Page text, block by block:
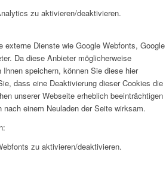
zu aktivieren/deaktivieren.
externe Dienste wie Google Webfonts, Google
Da diese Anbieter möglicherweise
speichern, können Sie diese hier
dass eine Deaktivierung dieser Cookies die
unserer Webseite erheblich beeinträchtigen
nach einem Neuladen der Seite wirksam.
zu aktivieren/deaktivieren.